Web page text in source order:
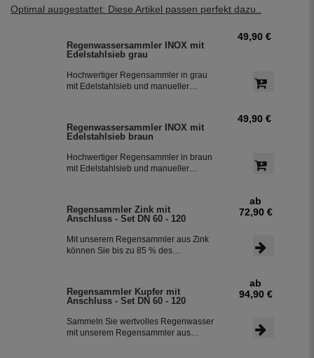
Optimal ausgestattet: Diese Artikel passen perfekt dazu..
Regenwassersammler INOX mit
Edelstahlsieb grau
Hochwertiger Regensammler in grau
mit Edelstahlsieb und manueller
leitet zuverlässig sauberes
Regenwasser in ihre Regentonne.
Dieser Fallrohrfilter ist bereits 1000-
fach im Einsatz und wird in die ganze
49,90 €
Regenwassersammler INOX mit
Edelstahlsieb braun
Hochwertiger Regensammler in braun
mit Edelstahlsieb und manueller
leitet zuverlässig sauberes
Regenwasser in ihre Regentonne.
Dieser Fallrohrfilter ist bereits 1000-
fach im Einsatz und wird in die ganze
49,90 €
Regensammler Zink mit
Anschluss - Set DN 60 - 120
Mit unserem Regensammler aus Zink
können Sie bis zu 85 % des
lässt sich durch das Schiebeteil einfach
ein- und ausbauen. Der flexible
Schlauchanschluss mit einer Länge
von 350 mm macht die Installation
besonders einfach.
ab
72,90 €
Regensammler Kupfer mit
Anschluss - Set DN 60 - 120
Sammeln Sie wertvolles Regenwasser
mit unserem Regensammler aus
ab
94,90 €